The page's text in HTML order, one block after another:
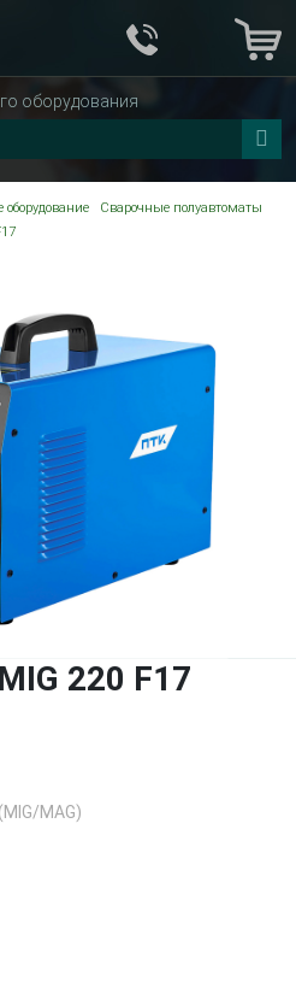
оборудования
оборудование
Сварочные полуавтоматы
220 F17
MAG)